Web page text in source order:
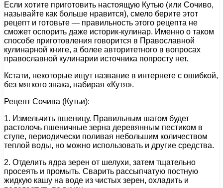
Если хотите приготовить настоящую Кутью (или Сочиво,
называйте как больше нравится), смело берите этот
рецепт и готовьте — правильность этого рецепта не
сможет оспорить даже историк-кулинар. Именно о таком
способе приготовления говорится в Православной
кулинарной книге, а более авторитетного в вопросах
православной кулинарии источника попросту нет.
Кстати, некоторые ищут название в интернете с ошибкой,
без мягкого знака, набирая «Кутя».
Рецепт Сочива (Кутьи):
1. Измельчить пшеницу. Правильным шагом будет
растолочь пшеничные зерна деревянным пестиком в
ступе, периодически поливая небольшим количеством
теплой воды, но можно использовать и другие средства.
2. Отделить ядра зерен от шелухи, затем тщательно
просеять и промыть. Сварить рассыпчатую постную
жидкую кашу на воде из чистых зерен, охладить и